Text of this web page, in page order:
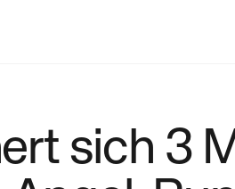
sich 3